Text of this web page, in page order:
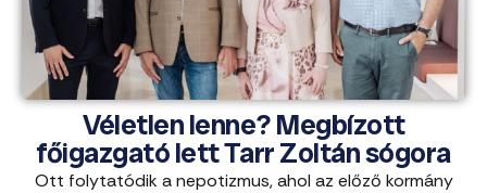
Véletlen lenne? Megbízott
főigazgató lett Tarr Zoltán sógora
Ott folytatódik a nepotizmus, ahol az előző kormány